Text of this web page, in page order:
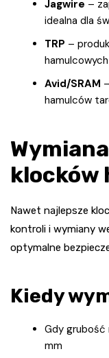
Jagwire –
idealna dla
TRP –
Avid/SRAM
hamulców
klocków
Nawet najlepsze
kontroli i wymiany
optymalne
Kiedy
Gdy grubość
mm